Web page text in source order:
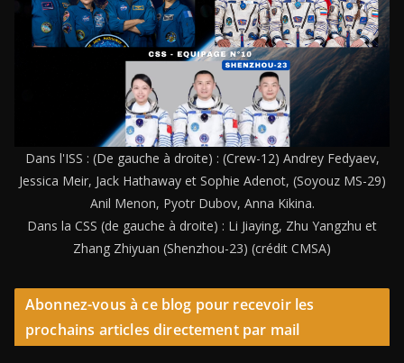
Dans l'ISS : (De gauche à droite) : (Crew-12) Andrey Fedyaev,
Jessica Meir, Jack Hathaway et Sophie Adenot, (Soyouz MS-29)
Anil Menon, Pyotr Dubov, Anna Kikina.
Dans la CSS (de gauche à droite) : Li Jiaying, Zhu Yangzhu et
Zhang Zhiyuan (Shenzhou-23) (crédit CMSA)
Abonnez-vous à ce blog pour recevoir les
prochains articles directement par mail